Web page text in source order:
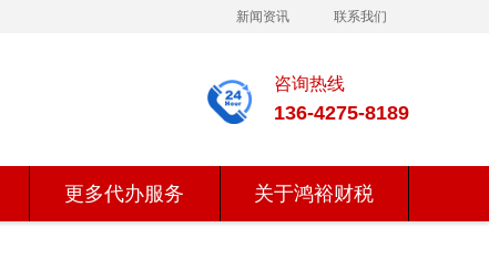
新闻资讯 联系我们
咨询热线
136-4275-8189
更多代办服务 关于鸿裕财税